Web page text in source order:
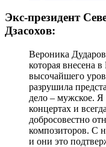
Экс-президент
Дзасохов:
Вероника
которая внесена
высочайшего
разрушила
дело – мужское. Я
концертах и
добросовестно
композиторов. С
и они это